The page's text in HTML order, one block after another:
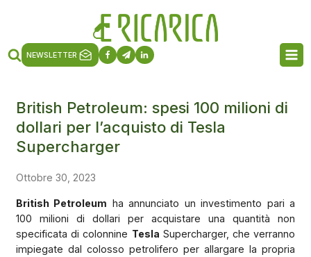
NEWSLETTER
British Petroleum: spesi 100 milioni di
dollari per l’acquisto di Tesla
Supercharger
Ottobre 30, 2023
British Petroleum ha annunciato un investimento pari a
100 milioni di dollari per acquistare una quantità non
specificata di colonnine Tesla Supercharger, che verranno
impiegate dal colosso petrolifero per allargare la propria